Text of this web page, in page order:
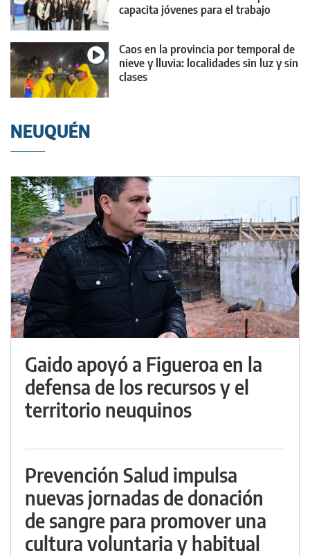
capacita jóvenes para el trabajo
Caos en la provincia por temporal de
nieve y lluvia: localidades sin luz y sin
clases
NEUQUÉN
Gaido apoyó a Figueroa en la
defensa de los recursos y el
territorio neuquinos
Prevención Salud impulsa
nuevas jornadas de donación
de sangre para promover una
cultura voluntaria y habitual